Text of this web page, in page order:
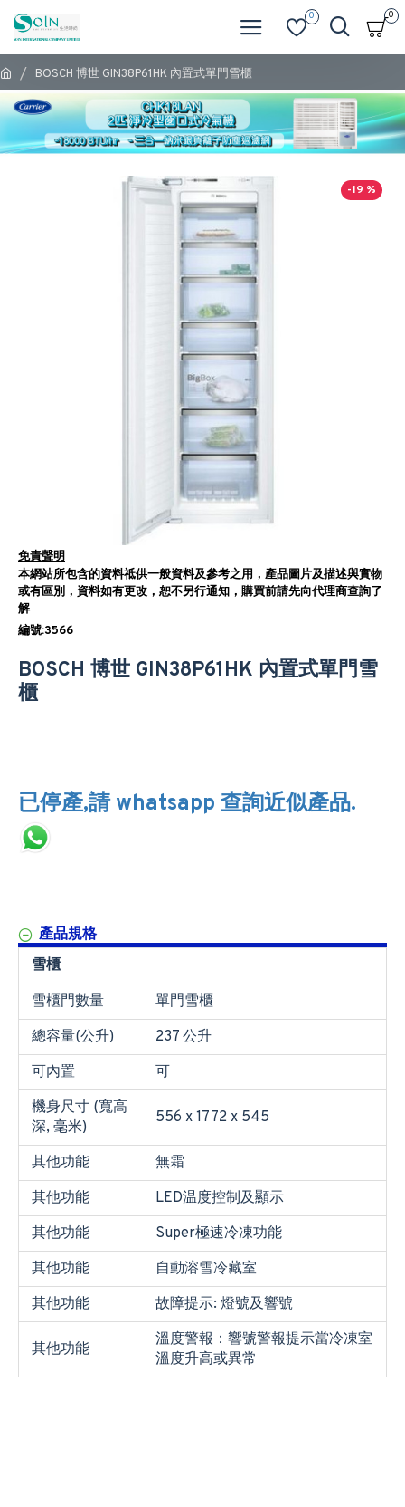
0 0
BOSCH 博世 GIN38P61HK 內置式單門雪櫃
-19 %
免責聲明
本網站所包含的資料祗供一般資料及參考之用，產品圖片及描述與實物
或有區別，資料如有更改，恕不另行通知，購買前請先向代理商查詢了
解
編號:3566
BOSCH 博世 GIN38P61HK 內置式單門雪
櫃
已停產,請 whatsapp 查詢近似產品.
產品規格
雪櫃
雪櫃門數量
單門雪櫃
總容量(公升)
237 公升
可內置
可
機身尺寸 (寬高
深, 毫米)
556 x 1772 x 545
其他功能
無霜
其他功能
LED温度控制及顯示
其他功能
Super極速冷凍功能
其他功能
自動溶雪冷藏室
其他功能
故障提示: 燈號及響號
其他功能
溫度警報：響號警報提示當冷凍室
溫度升高或異常